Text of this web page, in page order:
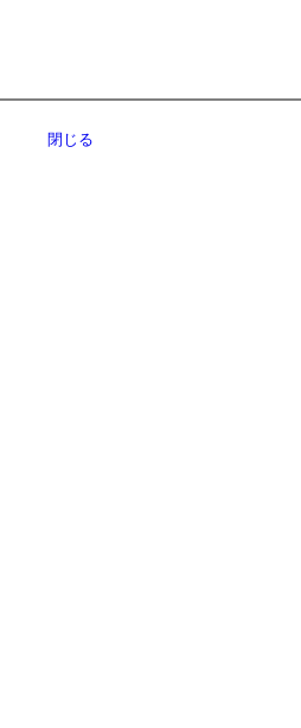
閉じる